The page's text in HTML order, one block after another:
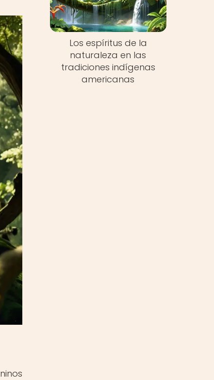
Los espíritus de la
naturaleza en las
tradiciones indígenas
americanas